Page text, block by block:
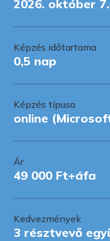
2026. október
Képzés időtartama
0,5 nap
Képzés típusa
online
Ár
49 000 Ft+áfa
Kedvezmények
3 résztvevő